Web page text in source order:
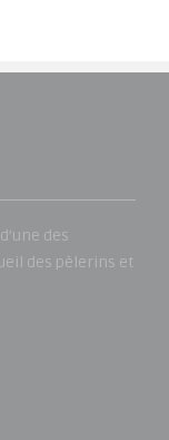
des
des pèlerins et